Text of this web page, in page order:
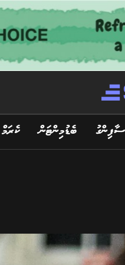
ސާފިންގު ބެޑުމިންޓަން ކެރަމް